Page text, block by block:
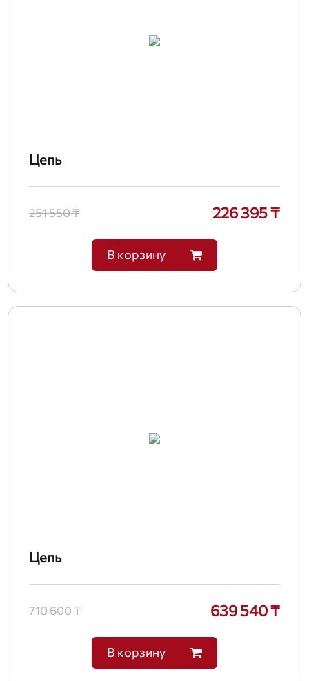
Цепь
251 550 ₸ 226 395 ₸
В корзину
Цепь
710 600 ₸ 639 540 ₸
В корзину